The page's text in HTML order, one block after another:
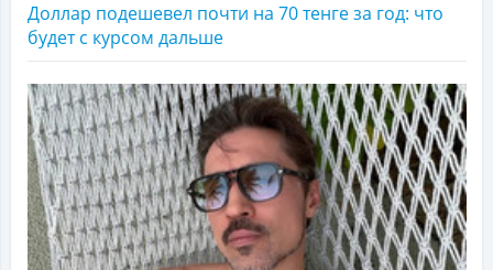
Доллар подешевел почти на 70 тенге за год: что
будет с курсом дальше